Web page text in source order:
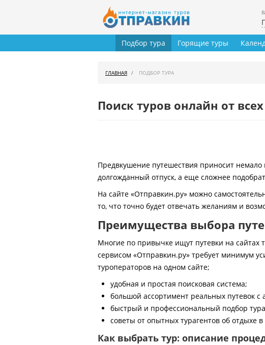
Подбор тура Горящие туры
ГЛАВНАЯ ПОДБОР ТУРА
Поиск туров онлайн от
Предвкушение путешествия приносит
долгожданный отпуск, а еще сложнее
На сайте «Отправкин.ру» можно
то, что точно будет отвечать желаниям и
Преимущества выбора
Многие по привычке ищут путевки на сайтах
сервисом «Отправкин.ру» требует минимум
туроператоров на одном сайте;
удобная и простая поисковая система;
большой ассортимент реальных путевок
быстрый и профессиональный подбор
советы от опытных турагентов об отдыхе
Как выбрать тур: описание